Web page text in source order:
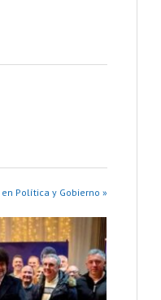
Política y Gobierno »